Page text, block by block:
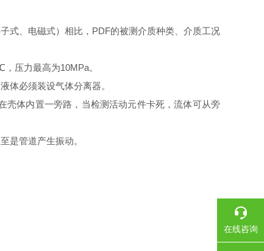
式、电磁式）相比， PDF的被测介质种类、介质工况
，压力最高为10MPa。
体必须装设气体分离器。
壳体内置一旁路，当检测活动元件卡死，流体可从旁
是管道产生振动。
在线咨询